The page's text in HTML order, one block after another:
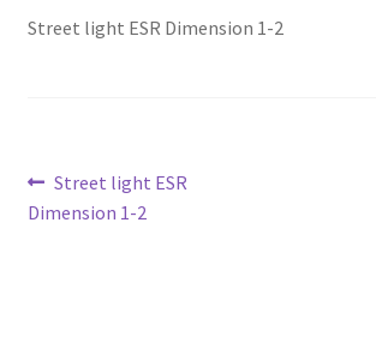
รับเหมาออกแบบติดตั้ง
การจัดส่งสินค้า
Street light ESR Dimension 1-2
แนะแนว
เรื่อง
Previous
post:
Street light ESR
Dimension 1-2